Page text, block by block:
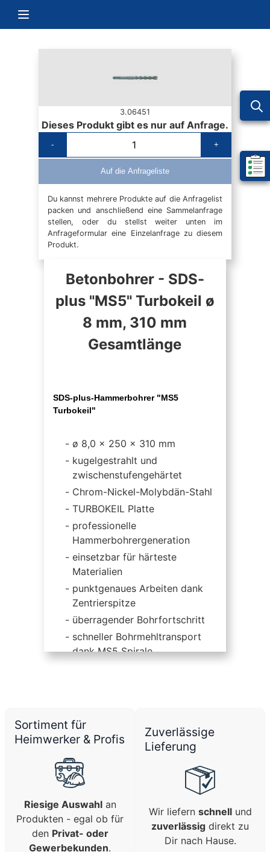
Navigation umschalten
Mein
3.06451
Dieses Produkt gibt es nur auf Anfrage.
- +
Auf die Anfrageliste
Du kannst mehrere Produkte auf die Anfragelist
packen und anschließend eine Sammelanfrage
stellen, oder du stellst weiter unten im
Anfrageformular eine Einzelanfrage zu diesem
Produkt.
Betonbohrer - SDS-
plus "MS5" Turbokeil ø
8 mm, 310 mm
Gesamtlänge
SDS-plus-Hammerbohrer "MS5
Turbokeil"
ø 8,0 x 250 x 310 mm
kugelgestrahlt und
zwischenstufengehärtet
Chrom-Nickel-Molybdän-Stahl
TURBOKEIL Platte
professionelle
Hammerbohrergeneration
einsetzbar für härteste
Materialien
punktgenaues Arbeiten dank
Zentrierspitze
überragender Bohrfortschritt
schneller Bohrmehltransport
dank MS5 Spirale
Sortiment für
Heimwerker & Profis
Riesige Auswahlan
Produkten - egal ob für
den Privat- oder
Gewerbekunden.
Zuverlässige
Lieferung
Wir liefern schnellund
zuverlässig direkt zu
Dir nach Hause.